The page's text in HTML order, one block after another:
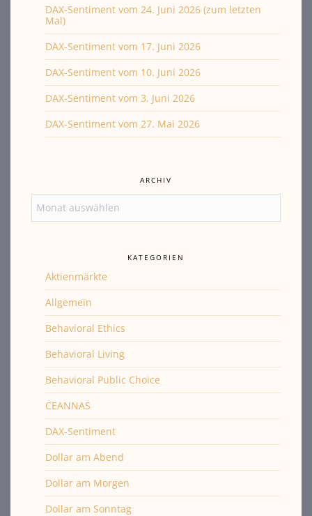
DAX-Sentiment vom 24. Juni 2026 (zum letzten
Mal)
DAX-Sentiment vom 17. Juni 2026
DAX-Sentiment vom 10. Juni 2026
DAX-Sentiment vom 3. Juni 2026
DAX-Sentiment vom 27. Mai 2026
ARCHIV
KATEGORIEN
Aktienmärkte
Allgemein
Behavioral Ethics
Behavioral Living
Behavioral Public Choice
CEANNAS
DAX-Sentiment
Dollar am Abend
Dollar am Morgen
Dollar am Sonntag